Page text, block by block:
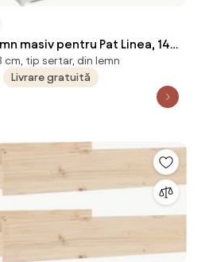
masiv pentru Pat Linea, 149
cm
cm, tip sertar, din lemn
Livrare gratuită